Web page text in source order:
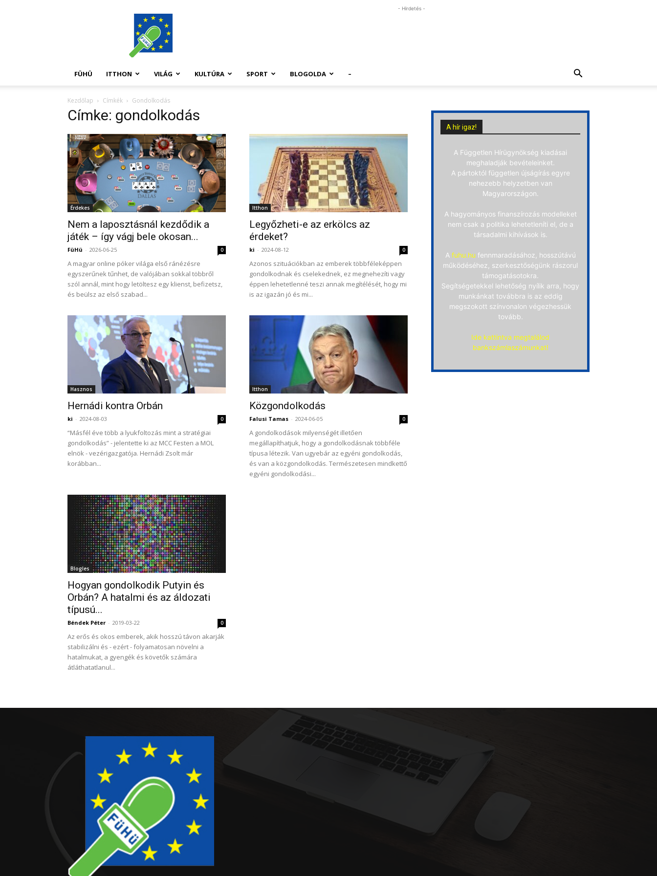
FüHü
- Hirdetés -
FÜHÜ ITTHON VILÁG KULTÚRA SPORT BLOGOLDA –
Kezdőlap Címkék Gondolkodás
Címke: gondolkodás
Érdekes
Nem a laposztásnál kezdődik a
játék – így vágj bele okosan...
FüHü - 2026-06-25 0
A magyar online póker világa első ránézésre
egyszerűnek tűnhet, de valójában sokkal többről
szól annál, mint hogy letöltesz egy klienst, befizetsz,
és beülsz az első szabad...
Itthon
Legyőzheti-e az erkölcs az
érdeket?
ki - 2024-08-12 0
Azonos szituációkban az emberek többféleképpen
gondolkodnak és cselekednek, ez megnehezíti vagy
éppen lehetetlenné teszi annak megítélését, hogy mi
is az igazán jó és mi...
Hasznos
Hernádi kontra Orbán
ki - 2024-08-03 0
“Másfél éve több a lyukfoltozás mint a stratégiai
gondolkodás” - jelentette ki az MCC Festen a MOL
elnök - vezérigazgatója. Hernádi Zsolt már
korábban...
Itthon
Közgondolkodás
Falusi Tamas - 2024-06-05 0
A gondolkodások milyenségét illetően
megállapíthatjuk, hogy a gondolkodásnak többféle
típusa létezik. Van ugyebár az egyéni gondolkodás,
és van a közgondolkodás. Természetesen mindkettő
egyéni gondolkodási...
Blogles
Hogyan gondolkodik Putyin és
Orbán? A hatalmi és az áldozati
típusú...
Béndek Péter - 2019-03-22 0
Az erős és okos emberek, akik hosszú távon akarják
stabilizálni és - ezért - folyamatosan növelni a
hatalmukat, a gyengék és követők számára
átláthatatlanul...
A hír igaz!
A Független Hírügynökség kiadásai
meghaladják bevételeinket.
A pártoktól független újságírás egyre
nehezebb helyzetben van
Magyarországon.
A hagyományos finanszírozás modelleket
nem csak a politika lehetetleníti el, de a
társadalmi kihívások is.
A fuhu.hu fennmaradásához, hosszútávú
működéséhez, szerkesztőségünk rászorul
támogatásotokra.
Segítségetekkel lehetőség nyílik arra, hogy
munkánkat továbbra is az eddig
megszokott színvonalon végezhessük
tovább.
Ide kattintva megtalálod
bankszámlaszámunkat!